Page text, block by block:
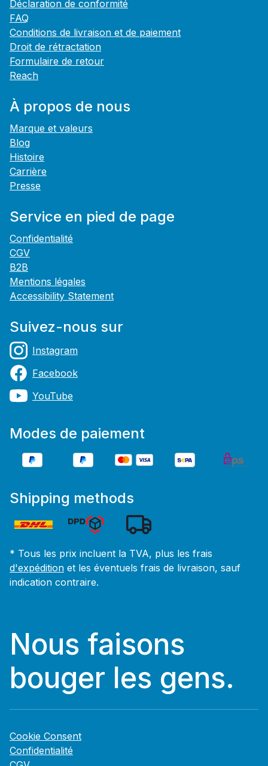
Déclaration de conformité
FAQ
Conditions de livraison et de paiement
Droit de rétractation
Formulaire de retour
Reach
À propos de nous
Marque et valeurs
Blog
Histoire
Carrière
Presse
Service en pied de page
Confidentialité
CGV
B2B
Mentions légales
Accessibility Statement
Suivez-nous sur
Instagram
Facebook
YouTube
Modes de paiement
Shipping methods
* Tous les prix incluent la TVA, plus les frais
d'expédition et les éventuels frais de livraison, sauf
indication contraire.
Nous faisons
bouger les gens.
Cookie Consent
Confidentialité